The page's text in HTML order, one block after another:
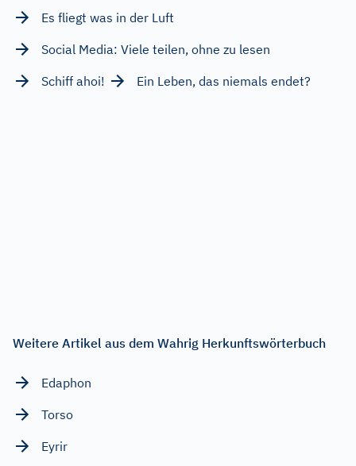
Es fliegt was in der Luft
Social Media: Viele teilen, ohne zu lesen
Schiff ahoi!
Ein Leben, das niemals endet?
Weitere Artikel aus dem Wahrig Herkunftswörterbuch
Edaphon
Torso
Eyrir